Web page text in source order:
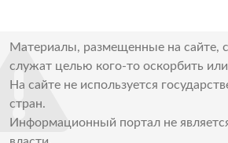
Материалы, размещенные на сайте,
служат целью кого-то оскорбить
На сайте не используется
стран.
Информационный портал не